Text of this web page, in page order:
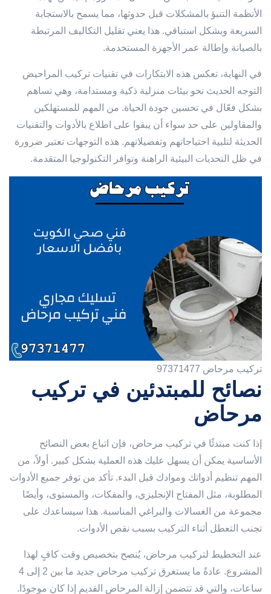
الأنظمة التنبؤ بالمشكلات قبل حدوثها، مما يسمح بالاستجابة
السريعة وبشكل استباقي. هذا يعني تقليل التكاليف المرتبطة
بالصيانة وإطالة عمر الأجهزة المستخدمة.
في النهاية، تعكس هذه الابتكارات في تقنيات تركيب المراحيض
التوجه الحديث نحو بيئات منزلية ذكية ومستدامة، وهي تساهم
بشكل فعّال في تحسين جودة الحياة. من المهم للمستهلكين
والمقاولين على حد سواء أن يبقوا على اطلاع بالأدوات والتقنيات
الحديثة لتلبية احتياجاتهم وتفضيلاتهم. هذه التوجهات تعتبر ضرورة
في ظل التحديات البيئية الراهنة وتوافر التكنولوجيا المتقدمة.
تركيب مرحاض 97371477
نصائح للمبتدئين في تركيب
مرحاض
إذا كنت مبتدئًا في تركيب مرحاض، فإن اتباع بعض النصائح
الأساسية يمكن أن يسهل عليك هذه العملية بشكل كبير. أولاً، من
المهم تنظيم أدواتك وموادك قبل البدء. تأكد من توفر جميع الأدوات
المطلوبة، مثل المفتاح الإنجليزي، والمفكات، والمستوى، وأيضًا
مجموعة من الغسالات والبراغي المناسبة. هذا سيساعدك على
تجنب التعطل أثناء التركيب بسبب نقص الأدوات.
عند التخطيط لتركيب مرحاض، يُنصح بتخصيص وقت كافٍ لهذا
المشروع. عادةً ما يستغرق تركيب مرحاض جديد ما بين 2 إلى 4
ساعات، والتي قد تتضمن إزالة المرحاض القديم إذا كان موجودًا.